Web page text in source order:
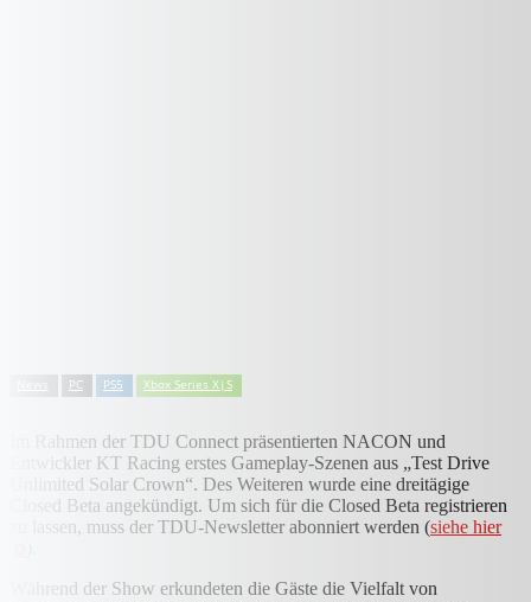
PC PS5 Xbox Series X|S
Im Rahmen der TDU Connect präsentierten NACON und
Entwickler KT Racing erstes Gameplay-Szenen aus „Test Drive
Unlimited Solar Crown“. Des Weiteren wurde eine dreitägige
Closed Beta angekündigt. Um sich für die Closed Beta registrieren
zu lassen, muss der TDU-Newsletter abonniert werden (siehe hier
Während der Show erkundeten die Gäste die Vielfalt von